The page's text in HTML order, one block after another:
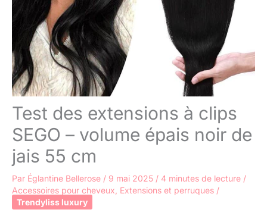
Test des extensions à clips
SEGO – volume épais noir de
jais 55 cm
Par Églantine Bellerose / 9 mai 2025 / 4 minutes de lecture /
Accessoires pour cheveux Extensions et perruques /
Trendyliss luxury